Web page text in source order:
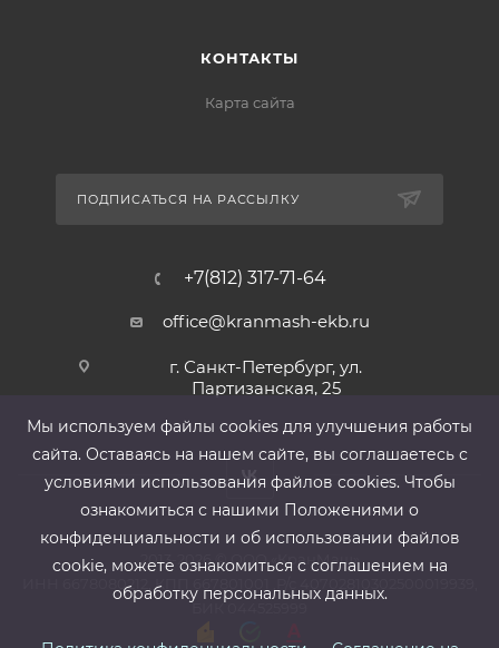
КОНТАКТЫ
Карта сайта
ПОДПИСАТЬСЯ НА РАССЫЛКУ
+7(812) 317-71-64
office@kranmash-ekb.ru
г. Санкт-Петербург, ул.
Партизанская, 25
2013-2026 ©ООО «КранМаш»
ИНН 6678080212, КПП 667801001 ,Р/с 40702810302500019939,
БИК 044525999
Мы используем файлы cооkies для улучшения работы
сайта. Оставаясь на нашем сайте, вы соглашаетесь с
условиями использования файлов cооkies. Чтобы
ознакомиться с нашими Положениями о
конфиденциальности и об использовании файлов
cookie, можете ознакомиться с соглашением на
обработку персональных данных.